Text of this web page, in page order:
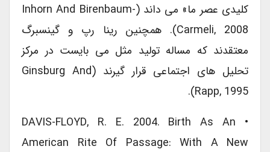
کلیدی عصر ما» می داند (Inhorn And Birenbaum-
Carmeli, 2008). همچنین رینا رپ و گینسبرگ
معتقدند که مساله تولید مثل می بایست در مرکز
تحلیل های اجتماعی قرار گیرند (Ginsburg And
Rapp, 1995).
• DAVIS-FLOYD, R. E. 2004. Birth As An
American Rite Of Passage: With A New